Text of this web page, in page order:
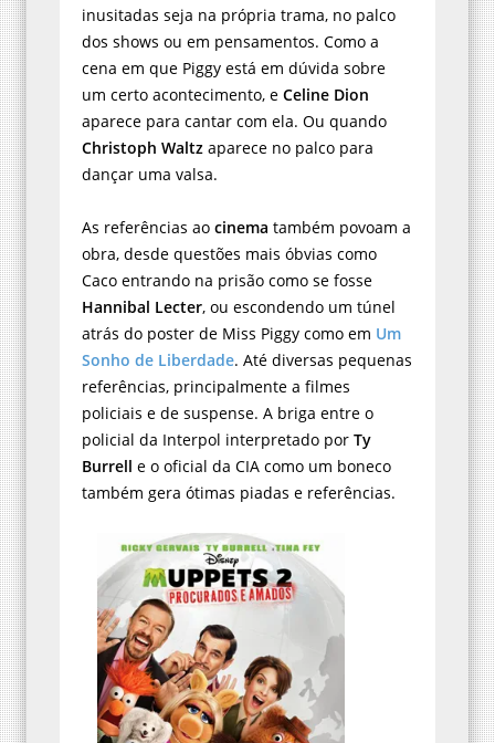
inusitadas seja na própria trama, no palco
dos shows ou em pensamentos. Como a
cena em que Piggy está em dúvida sobre
um certo acontecimento, e Celine Dion
aparece para cantar com ela. Ou quando
Christoph Waltz aparece no palco para
dançar uma valsa.
As referências ao cinema também povoam a
obra, desde questões mais óbvias como
Caco entrando na prisão como se fosse
Hannibal Lecter, ou escondendo um túnel
atrás do poster de Miss Piggy como em Um
Sonho de Liberdade. Até diversas pequenas
referências, principalmente a filmes
policiais e de suspense. A briga entre o
policial da Interpol interpretado por Ty
Burrell e o oficial da CIA como um boneco
também gera ótimas piadas e referências.